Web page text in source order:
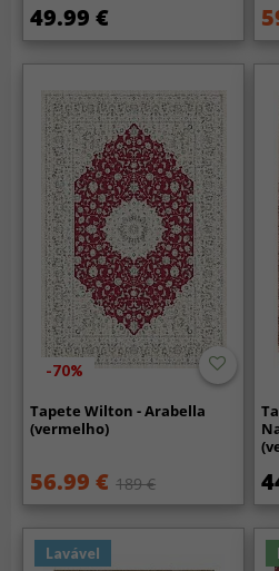
49.99 €
-70%
Tapete Wilton - Arabella
(vermelho)
56.99 € 189 €
Lavável